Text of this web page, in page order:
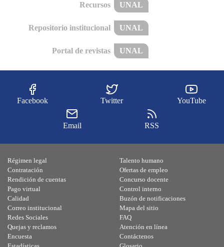
Recursos UNAL
Repositorio institucional UNAL
Portal de revistas UNAL
Facebook Twitter YouTube
Email RSS
Régimen legal
Contratación
Rendición de cuentas
Pago virtual
Calidad
Talento humano
Ofertas de empleo
Concurso docente
Control interno
Buzón de notificaciones
Correo institucional
Redes Sociales
Quejas y reclamos
Encuesta
Mapa del sitio
FAQ
Atención en línea
Contáctenos